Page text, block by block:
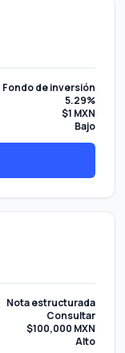
Fondo de inversión
5.29%
$1 MXN
Bajo
Nota estructurada
Consultar
$100,000 MXN
Alto